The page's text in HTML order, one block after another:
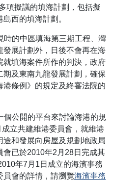
項擬議的填海計劃，包括擬
西的填海計劃。
時的中區填海第三期工程、灣
展計劃外，日後不會再在海
填海案件所作的判決，政府
及東南九龍發展計劃，確保
條例》的規定及終審法院的
公開的平台來討論海港的規
立共建維港委員會，就維港
和發展向房屋及規劃地政局
會已於2010年2月28日完成其
年7月1日成立的海濱事務
員會的詳情，請瀏覽海濱事務